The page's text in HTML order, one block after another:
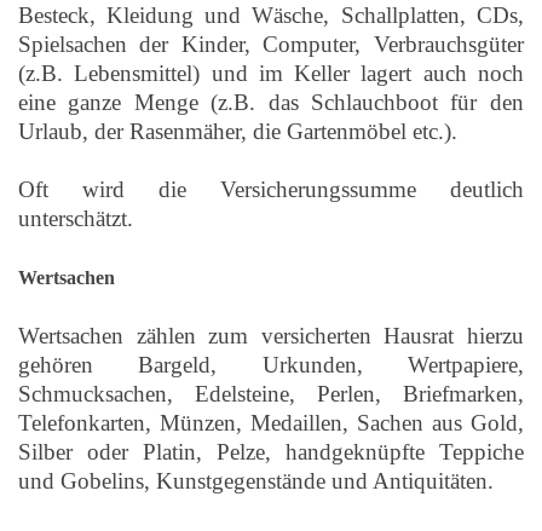
Besteck, Kleidung und Wäsche, Schallplatten, CDs,
Spielsachen der Kinder, Computer, Verbrauchsgüter
(z.B. Lebensmittel) und im Keller lagert auch noch
eine ganze Menge (z.B. das Schlauchboot für den
Urlaub, der Rasenmäher, die Gartenmöbel etc.).
Oft wird die Versicherungssumme deutlich
unterschätzt.
Wertsachen
Wertsachen zählen zum versicherten Hausrat hierzu
gehören Bargeld, Urkunden, Wertpapiere,
Schmucksachen, Edelsteine, Perlen, Briefmarken,
Telefonkarten, Münzen, Medaillen, Sachen aus Gold,
Silber oder Platin, Pelze, handgeknüpfte Teppiche
und Gobelins, Kunstgegenstände und Antiquitäten.